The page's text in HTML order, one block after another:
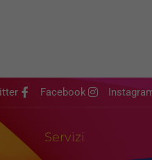
Facebook
Servizi